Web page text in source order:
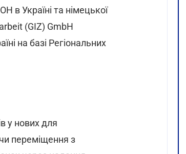
в Україні та німецької
(GIZ) GmbH
на базі Регіональних
у нових для
переміщення з